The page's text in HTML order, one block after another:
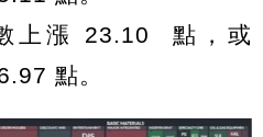
上漲 23.10 點，或
點。